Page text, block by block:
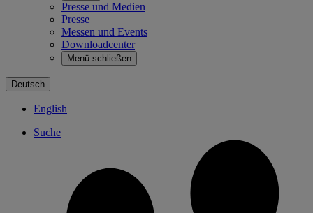
Presse und Medien
Presse
Messen und Events
Downloadcenter
Menü schließen
Deutsch
English
Suche